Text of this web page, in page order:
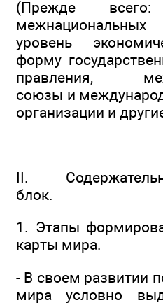
(Прежде
уровень
форму
правления,
союзы и
организации и
II.
блок.
1. Этапы
карты мира.
- В своем развитии
мира условно